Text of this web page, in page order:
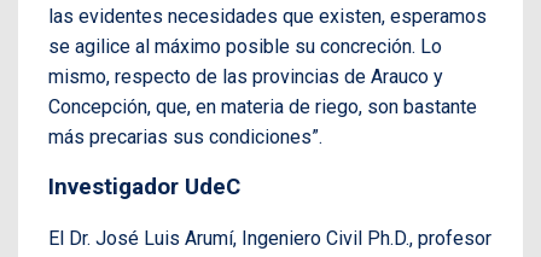
las evidentes necesidades que existen, esperamos
se agilice al máximo posible su concreción. Lo
mismo, respecto de las provincias de Arauco y
Concepción, que, en materia de riego, son bastante
más precarias sus condiciones”.
Investigador UdeC
El Dr. José Luis Arumí, Ingeniero Civil Ph.D., profesor